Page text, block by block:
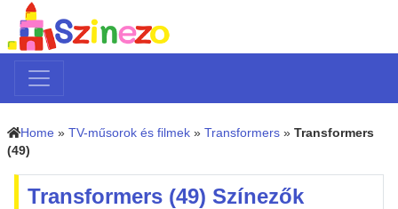
Home » TV-műsorok és filmek » Transformers » Transformers
(49)
Transformers (49) Színezők